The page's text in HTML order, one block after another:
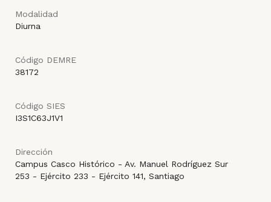
Modalidad
Diurna
Código DEMRE
38172
Código SIES
I3S1C63J1V1
Dirección
Campus Casco Histórico - Av. Manuel Rodríguez Sur
253 - Ejército 233 - Ejército 141, Santiago